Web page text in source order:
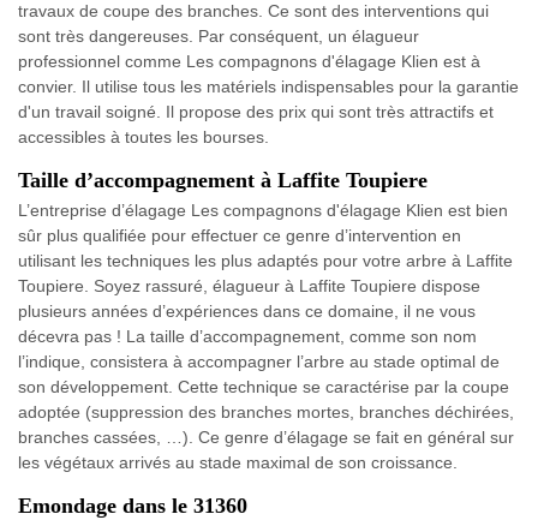
travaux de coupe des branches. Ce sont des interventions qui
sont très dangereuses. Par conséquent, un élagueur
professionnel comme Les compagnons d'élagage Klien est à
convier. Il utilise tous les matériels indispensables pour la garantie
d'un travail soigné. Il propose des prix qui sont très attractifs et
accessibles à toutes les bourses.
Taille d’accompagnement à Laffite Toupiere
L’entreprise d’élagage Les compagnons d'élagage Klien est bien
sûr plus qualifiée pour effectuer ce genre d’intervention en
utilisant les techniques les plus adaptés pour votre arbre à Laffite
Toupiere. Soyez rassuré, élagueur à Laffite Toupiere dispose
plusieurs années d’expériences dans ce domaine, il ne vous
décevra pas ! La taille d’accompagnement, comme son nom
l’indique, consistera à accompagner l’arbre au stade optimal de
son développement. Cette technique se caractérise par la coupe
adoptée (suppression des branches mortes, branches déchirées,
branches cassées, …). Ce genre d’élagage se fait en général sur
les végétaux arrivés au stade maximal de son croissance.
Emondage dans le 31360